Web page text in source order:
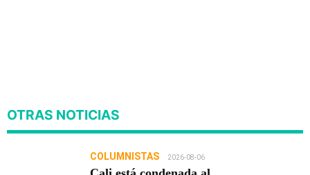
OTRAS NOTICIAS
COLUMNISTAS 2026-08-06